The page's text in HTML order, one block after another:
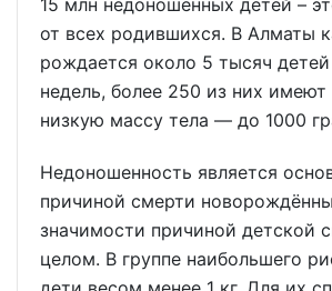
от всех родившихся. В Алматы
рождается около 5 тысяч
недель, более 250 из них имеют
низкую массу тела — до 1000
Недоношенность является
причиной смерти
значимости причиной детской
целом. В группе наибольшего